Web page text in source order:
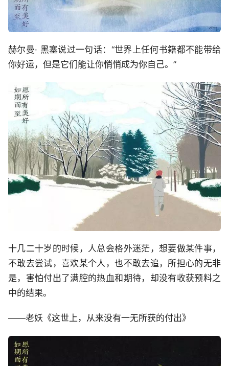
赫尔曼· 黑塞说过一句话：“世界上任何书籍都不能带给
你好运，但是它们能让你悄悄成为你自己。”
十几二十岁的时候，人总会格外迷茫，想要做某件事，
不敢去尝试，喜欢某个人，也不敢去追，所担心的无非
是，害怕付出了满腔的热血和期待，却没有收获预料之
中的结果。
——老妖《这世上，从来没有一无所获的付出》